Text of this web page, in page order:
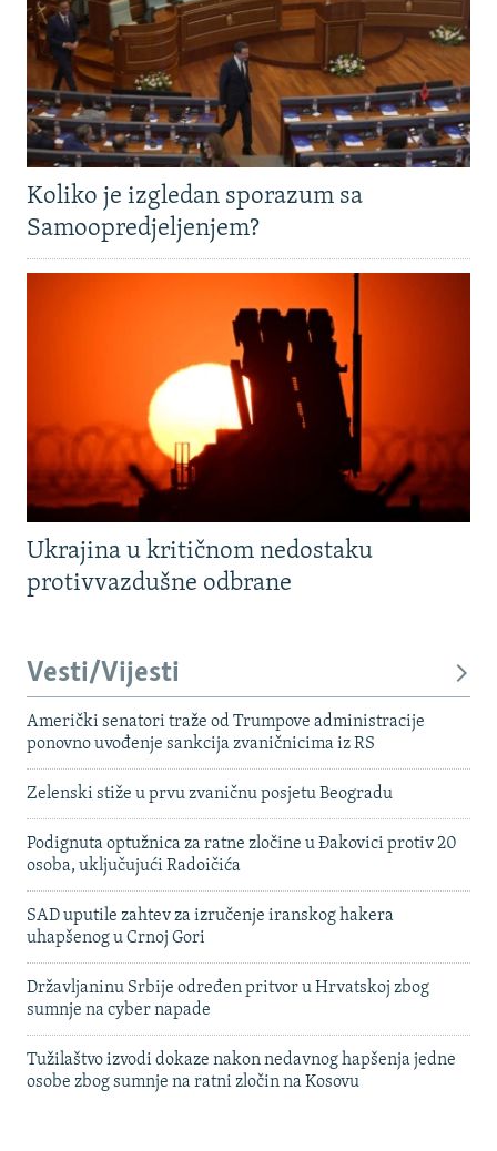
Koliko je izgledan sporazum sa
Samoopredjeljenjem?
Ukrajina u kritičnom nedostaku
protivvazdušne odbrane
Vesti/Vijesti
Američki senatori traže od Trumpove administracije
ponovno uvođenje sankcija zvaničnicima iz RS
Zelenski stiže u prvu zvaničnu posjetu Beogradu
Podignuta optužnica za ratne zločine u Đakovici protiv 20
osoba, uključujući Radoičića
SAD uputile zahtev za izručenje iranskog hakera
uhapšenog u Crnoj Gori
Državljaninu Srbije određen pritvor u Hrvatskoj zbog
sumnje na cyber napade
Tužilaštvo izvodi dokaze nakon nedavnog hapšenja jedne
osobe zbog sumnje na ratni zločin na Kosovu